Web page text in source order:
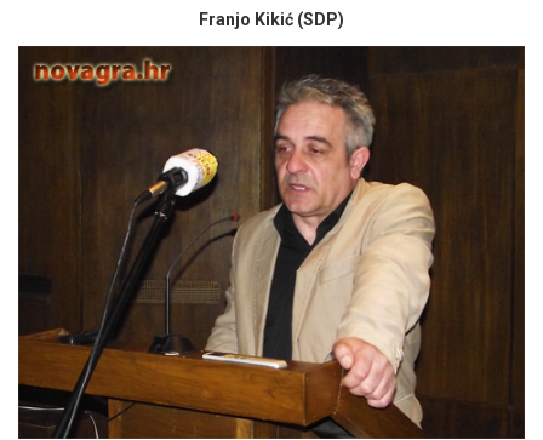
Franjo Kikić (SDP)